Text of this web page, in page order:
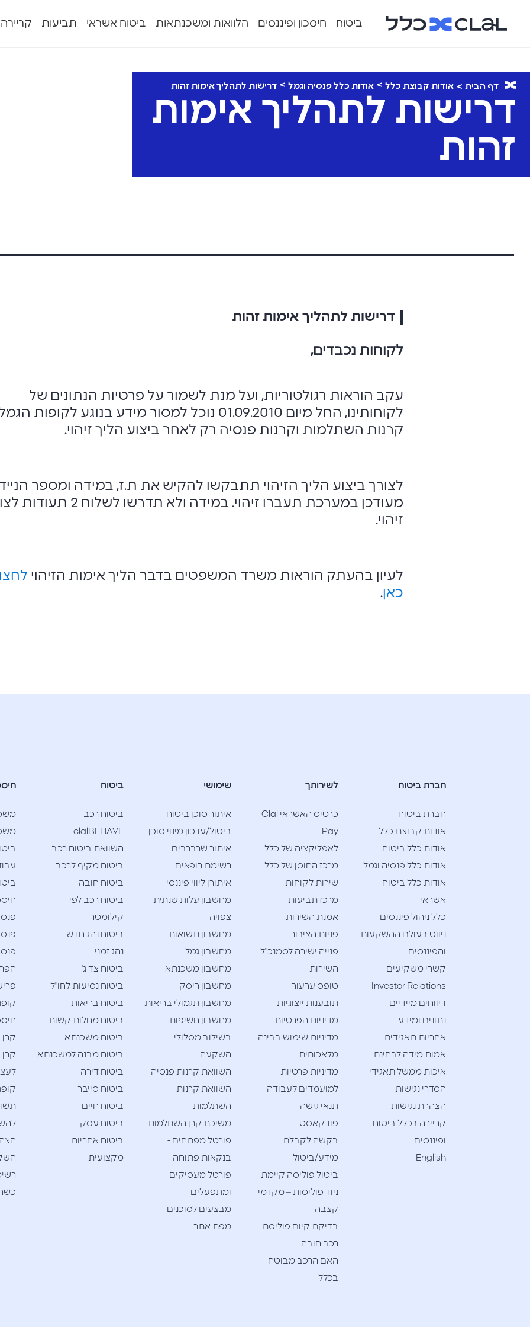
ביטוח חיסכון ופיננסים הלוואות ומשכנתאות ביטוח אשראי תביעות קריירה
דף הבית אודות קבוצת כלל אודות כלל פנסיה וגמל דרישות לתהליך אימות זהות
דרישות לתהליך אימות
זהות
דרישות לתהליך אימות זהות
לקוחות נכבדים,
עקב הוראות רגולטוריות, ועל מנת לשמור על פרטיות הנתונים של
לקוחותינו, החל מיום 01.09.2010 נוכל למסור מידע בנוגע לקופות
קרנות השתלמות וקרנות פנסיה רק לאחר ביצוע הליך זיהוי.
לצורך ביצוע הליך הזיהוי תתבקשו להקיש את ת.ז, במידה ומספר
מעודכן במערכת תעברו זיהוי. במידה ולא תדרשו לשלוח
זיהוי.
לעיון בהעתק הוראות משרד המשפטים בדבר הליך אימות הזיהוי לחצו
כאן.
חברת ביטוח
חברת ביטוח
אודות קבוצת כלל
אודות כלל ביטוח
אודות כלל פנסיה וגמל
אודות כלל ביטוח
אשראי
כלל ניהול פיננסים
ניווט בעולם ההשקעות
והפיננסים
קשרי משקיעים
Investor Relations
דיווחים מיידיים
נתונים ומידע
אחריות תאגידית
אמות מידה לבחינת
איכות ממשל תאגידי
הסדרי נגישות
הצהרת נגישות
קריירה בכלל ביטוח
ופיננסים
English
לשירותך
כרטיס האשראי Clal
Pay
לאפליקציה של כלל
מרכז החוסן של כלל
שירות לקוחות
מרכז תביעות
אמנת השירות
פניות הציבור
פנייה ישירה לסמנכ"ל
השירות
טופס ערעור
תובענות ייצוגיות
מדיניות הפרטיות
מדיניות שימוש בבינה
מלאכותית
מדיניות פרטיות
למועמדים לעבודה
תנאי גישה
פודקאסט
בקשה לקבלת
מידע/ביטול
ביטול פוליסה קיימת
ניוד פוליסות – מקדמי
קצבה
בדיקת קיום פוליסת
רכב חובה
האם הרכב מבוטח
בכלל
שימושי
איתור סוכן ביטוח
ביטול/עדכון מינוי סוכן
איתור שרברבים
רשימת רופאים
איתורן ליווי פיננסי
מחשבון עלות שנתית
צפויה
מחשבון תשואות
מחשבון גמל
מחשבון משכנתא
מחשבון ריסק
מחשבון תגמולי בריאות
מחשבון חשיפות
בשילוב מסלולי
השקעה
השוואת קרנות פנסיה
השוואת קרנות
השתלמות
משיכת קרן השתלמות
פורטל מפתחים -
בנקאות פתוחה
פורטל מעסיקים
ומתפעלים
מבצעים לסוכנים
מפת אתר
ביטוח
ביטוח רכב
clalBEHAVE
השוואת ביטוח רכב
ביטוח מקיף לרכב
ביטוח חובה
ביטוח רכב לפי
קילומטר
ביטוח נהג חדש
נהג זמני
ביטוח צד ג'
ביטוח נסיעות לחו"ל
ביטוח בריאות
ביטוח מחלות קשות
ביטוח משכנתא
ביטוח מבנה למשכנתא
ביטוח דירה
ביטוח סייבר
ביטוח חיים
ביטוח עסק
ביטוח אחריות
מקצועית